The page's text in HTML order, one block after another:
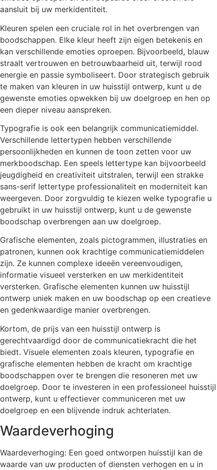
aansluit bij uw merkidentiteit.
Kleuren spelen een cruciale rol in het overbrengen van
boodschappen. Elke kleur heeft zijn eigen betekenis en
kan verschillende emoties oproepen. Bijvoorbeeld, blauw
straalt vertrouwen en betrouwbaarheid uit, terwijl rood
energie en passie symboliseert. Door strategisch gebruik
te maken van kleuren in uw huisstijl ontwerp, kunt u de
gewenste emoties opwekken bij uw doelgroep en hen op
een dieper niveau aanspreken.
Typografie is ook een belangrijk communicatiemiddel.
Verschillende lettertypen hebben verschillende
persoonlijkheden en kunnen de toon zetten voor uw
merkboodschap. Een speels lettertype kan bijvoorbeeld
jeugdigheid en creativiteit uitstralen, terwijl een strakke
sans-serif lettertype professionaliteit en moderniteit kan
weergeven. Door zorgvuldig te kiezen welke typografie u
gebruikt in uw huisstijl ontwerp, kunt u de gewenste
boodschap overbrengen aan uw doelgroep.
Grafische elementen, zoals pictogrammen, illustraties en
patronen, kunnen ook krachtige communicatiemiddelen
zijn. Ze kunnen complexe ideeën vereenvoudigen,
informatie visueel versterken en uw merkidentiteit
versterken. Grafische elementen kunnen uw huisstijl
ontwerp uniek maken en uw boodschap op een creatieve
en gedenkwaardige manier overbrengen.
Kortom, de prijs van een huisstijl ontwerp is
gerechtvaardigd door de communicatiekracht die het
biedt. Visuele elementen zoals kleuren, typografie en
grafische elementen hebben de kracht om krachtige
boodschappen over te brengen die resoneren met uw
doelgroep. Door te investeren in een professioneel huisstijl
ontwerp, kunt u effectiever communiceren met uw
doelgroep en een blijvende indruk achterlaten.
Waardeverhoging
Waardeverhoging: Een goed ontworpen huisstijl kan de
waarde van uw producten of diensten verhogen en u in